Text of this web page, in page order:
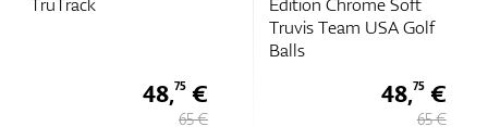
48,75€
65 €
Truvis Team USA Golf
Balls
48,75€
65 €